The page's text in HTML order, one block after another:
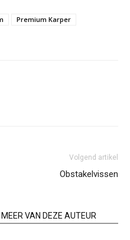
Premium Karper
Volgend artikel
Obstakelvissen
MEER VAN DEZE AUTEUR